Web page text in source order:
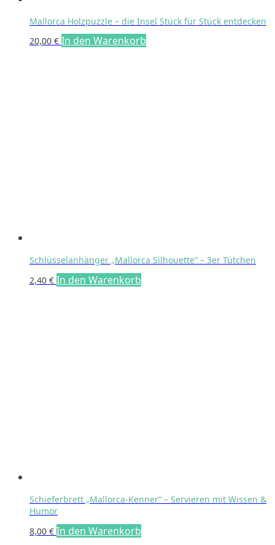
Mallorca Holzpuzzle – die Insel Stück für Stück entdecken
20,00 € In den Warenkorb
Schlüsselanhänger „Mallorca Silhouette“ – 3er Tütchen
2,40 € In den Warenkorb
Schieferbrett „Mallorca-Kenner“ – Servieren mit Wissen &
Humor
8,00 € In den Warenkorb